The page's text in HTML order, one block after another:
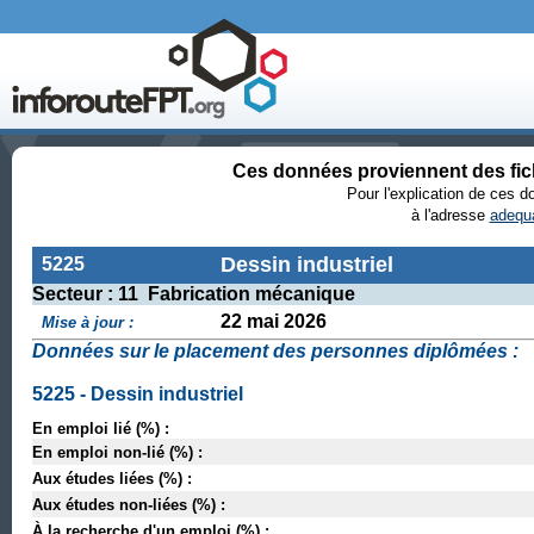
Ces données proviennent des
Pour l'explication de ces
à l'adresse
5225 Dessin industriel
Secteur : 11 Fabrication mécanique
Mise à jour :
22 mai 2026
Données sur le placement des personnes diplômées :
5225 - Dessin industriel
En emploi lié (%) :
En emploi non-lié (%) :
Aux études liées (%) :
Aux études non-liées (%) :